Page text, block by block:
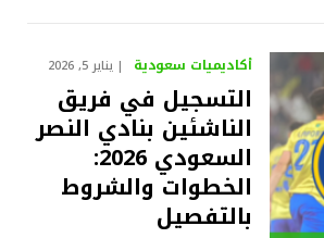
أكاديميات سعودية يناير 5, 2026
التسجيل في فريق
الناشئين بنادي النصر
السعودي 2026:
الخطوات والشروط
بالتفصيل